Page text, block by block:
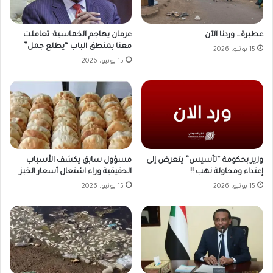
عطبرة… وردنا الآن
15 يونيو، 2026
عرمان يهاجم الخماسية: تعاملت
معنا بمنطق الباب “يطلع جمل”
15 يونيو، 2026
وزير بحكومة “تأسيس” يتعرض إلى
إعتداء ومحاولة نهب !!
15 يونيو، 2026
مسؤول سابق يكشف الأسباب
الحقيقية وراء اشتعال أسعار الخبز
15 يونيو، 2026